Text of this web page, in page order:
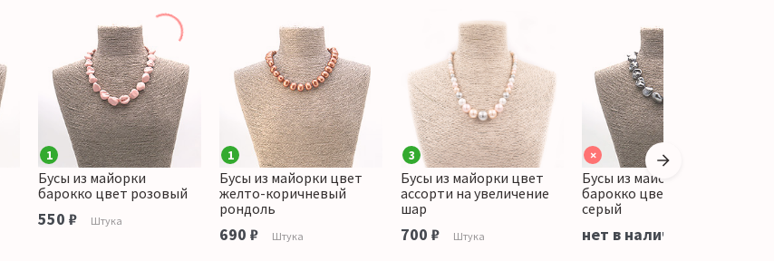
1
Бусы из майорки
барокко цвет розовый
550 ₽ Штука
1
Бусы из майорки цвет
желто-коричневый
рондоль
690 ₽ Штука
3
Бусы из майорки цвет
ассорти на увеличение
шар
700 ₽ Штука
×
Бусы из майорки
барокко цвет темно-
серый
нет в наличии